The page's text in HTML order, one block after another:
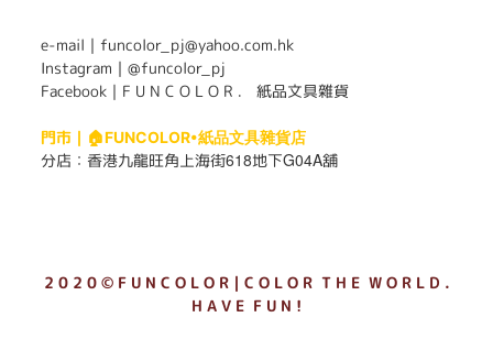
e-mail｜funcolor_pj@yahoo.com.hk
Instagram｜ @funcolor_pj
Facebook｜ F U N C O L O R ． 紙品文具雜貨
門市｜ 🏠FUNCOLOR•紙品文具雜貨店
分店： 香港九龍旺角上海街618地下G04A舖
2 0 2 0 © F U N C O L O R｜C O L O R T H E W O R L D .
H A V E F U N !